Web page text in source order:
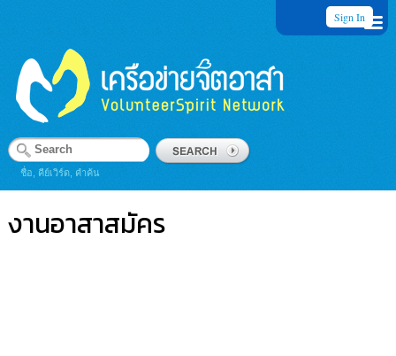
Sign In
ชื่อ, คีย์เวิร์ด, คำค้น
งานอาสาสมัคร